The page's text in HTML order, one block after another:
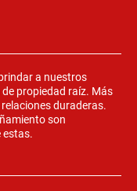
a nuestros
propiedad raíz. Más
duraderas.
son
estas.